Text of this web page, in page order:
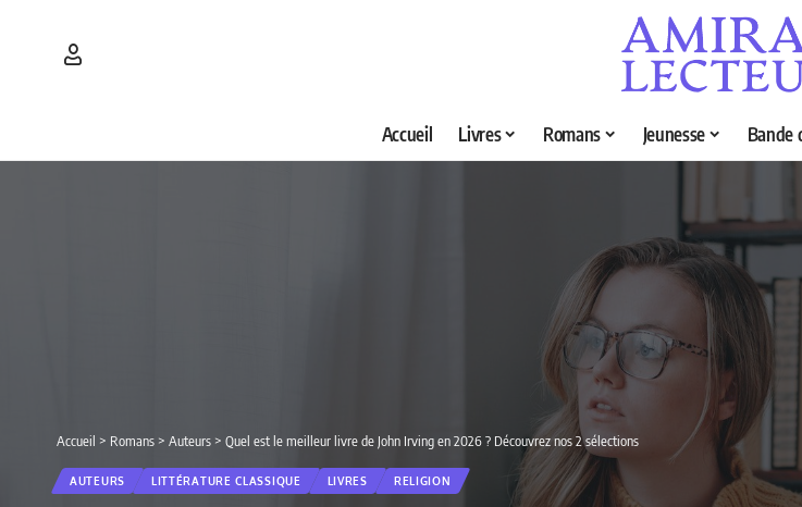
Accueil Livres Romans Jeunesse Bande
Accueil > Romans > Auteurs > Quel est le meilleur livre de John Irving en 2026 ? Découvrez nos 2 sélections
AUTEURS LITTÉRATURE CLASSIQUE LIVRES RELIGION